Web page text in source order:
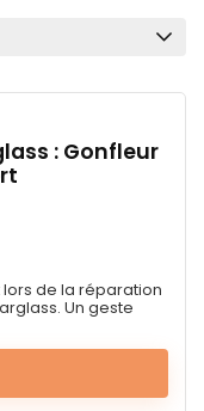
: Gonfleur
lors de la réparation
Un geste